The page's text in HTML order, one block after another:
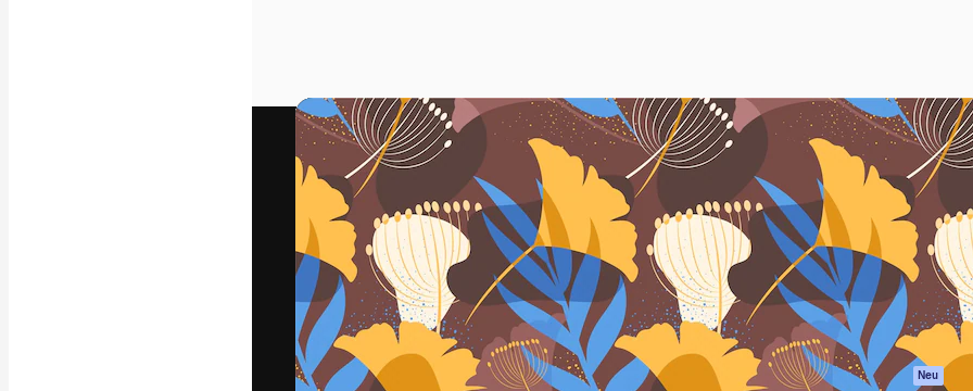
Videos
Filmmaterial
Motion Graphics
Videovorlagen
Icons
3D-Modelle
Schriftarten
Die kreative Plattform, um deine beste
Arbeit zu verwirklichen. Mehr als 1 Million
Abonnenten unter Kreativen, Unternehmen,
Agenturen und Studios.
Deutsch
Produkte
Spaces
KI-Assistent
KI-Bildgenerator
KI-Videogenerator
KI-
Stimmengenerator
Loslegen
Academy
Dokumentation
Support
AGB
Originale
Neu